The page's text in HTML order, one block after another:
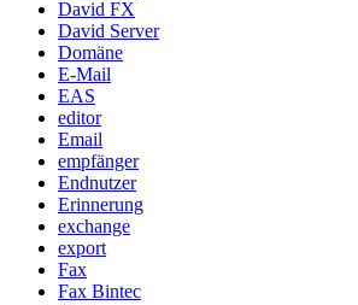
David FX
David Server
Domäne
E-Mail
EAS
editor
Email
empfänger
Endnutzer
Erinnerung
exchange
export
Fax
Fax Bintec